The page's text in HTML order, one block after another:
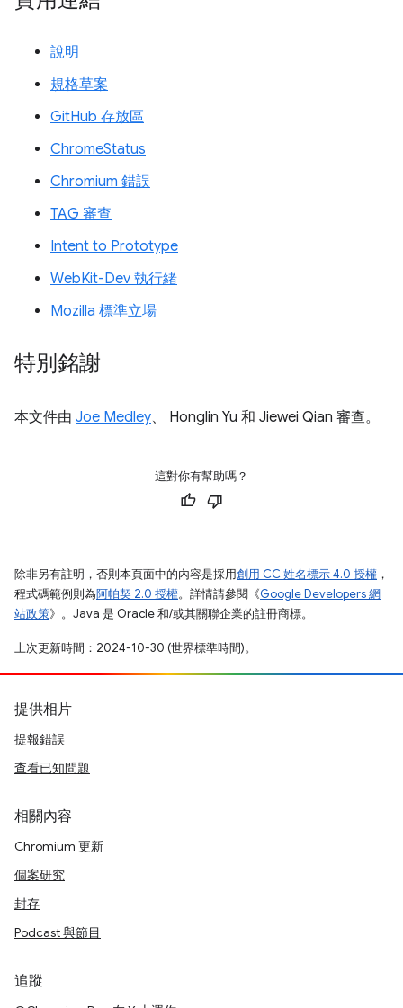
說明
規格草案
GitHub 存放區
ChromeStatus
Chromium 錯誤
TAG 審查
Intent to Prototype
WebKit-Dev 執行緒
Mozilla 標準立場
特別銘謝
本文件由 Joe Medley、 Honglin Yu 和 Jiewei Qian 審查。
這對你有幫助嗎？
除非另有註明，否則本頁面中的內容是採用創用 CC 姓名標示 4.0 授權 ，
程式碼範例則為阿帕契 2.0 授權。詳情請參閱《Google Developers 網
站政策》。Java 是 Oracle 和/或其關聯企業的註冊商標。
上次更新時間：2024-10-30 (世界標準時間)。
提供相片
提報錯誤
查看已知問題
相關內容
Chromium 更新
個案研究
封存
Podcast 與節目
追蹤